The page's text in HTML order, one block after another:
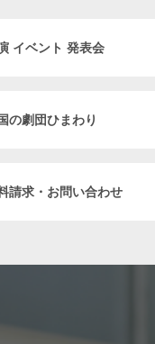
イベント 発表会
の劇団ひまわり
請求・お問い合わせ